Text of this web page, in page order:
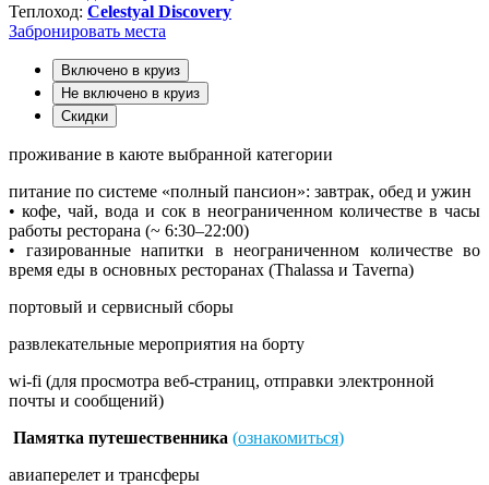
Теплоход: Celestyal Discovery
Забронировать места
Включено в круиз
Не включено в круиз
Скидки
проживание в каюте выбранной категории
питание по системе «полный пансион»: завтрак, обед и ужин
• кофе, чай, вода и сок в неограниченном количестве в часы
работы ресторана (~ 6:30–22:00)
• газированные напитки в неограниченном количестве во
время еды в основных ресторанах (Thalassa и Taverna)
портовый и сервисный сборы
развлекательные мероприятия на борту
wi-fi (для просмотра веб-страниц, отправки электронной
почты и сообщений)
Памятка путешественника (ознакомиться)
авиаперелет и трансферы